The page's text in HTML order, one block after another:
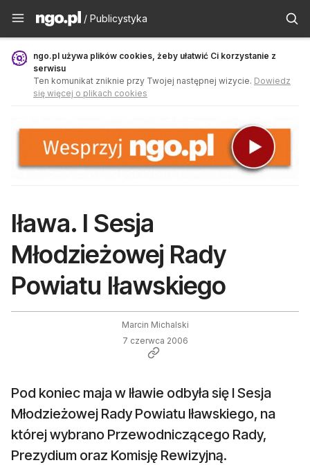
Publicystyka - ngo.pl
/ Publicystyka
ngo.pl używa plików cookies, żeby ułatwić Ci korzystanie z
serwisu
Ten komunikat zniknie przy Twojej następnej wizycie. Dowiedz
się więcej o plikach cookies
Iława. I Sesja
Młodzieżowej Rady
Powiatu Iławskiego
Marcin Michalski
7 czerwca 2006
Pod koniec maja w Iławie odbyła się I Sesja
Młodzieżowej Rady Powiatu Iławskiego, na
której wybrano Przewodniczącego Rady,
Prezydium oraz Komisję Rewizyjną.